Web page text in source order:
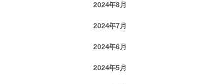
2024年8月
2024年7月
2024年6月
2024年5月